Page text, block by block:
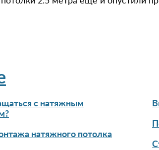
с натяжным
натяжного потолка